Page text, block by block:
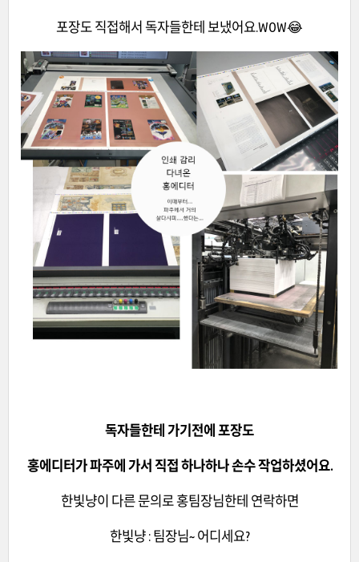
포장도 직접해서 독자들한테 보냈어요.WOW😂
독자들한테 가기전에 포장도
홍에디터가 파주에 가서 직접 하나하나 손수 작업하셨어요.
한빛냥이 다른 문의로 홍팀장님한테 연락하면
한빛냥 : 팀장님~ 어디세요?